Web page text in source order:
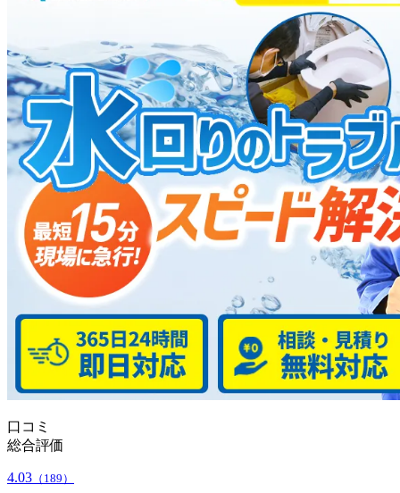
口コミ
総合評価
4.03 （189）